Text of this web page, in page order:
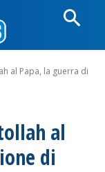
al Papa, la guerra di
al
di